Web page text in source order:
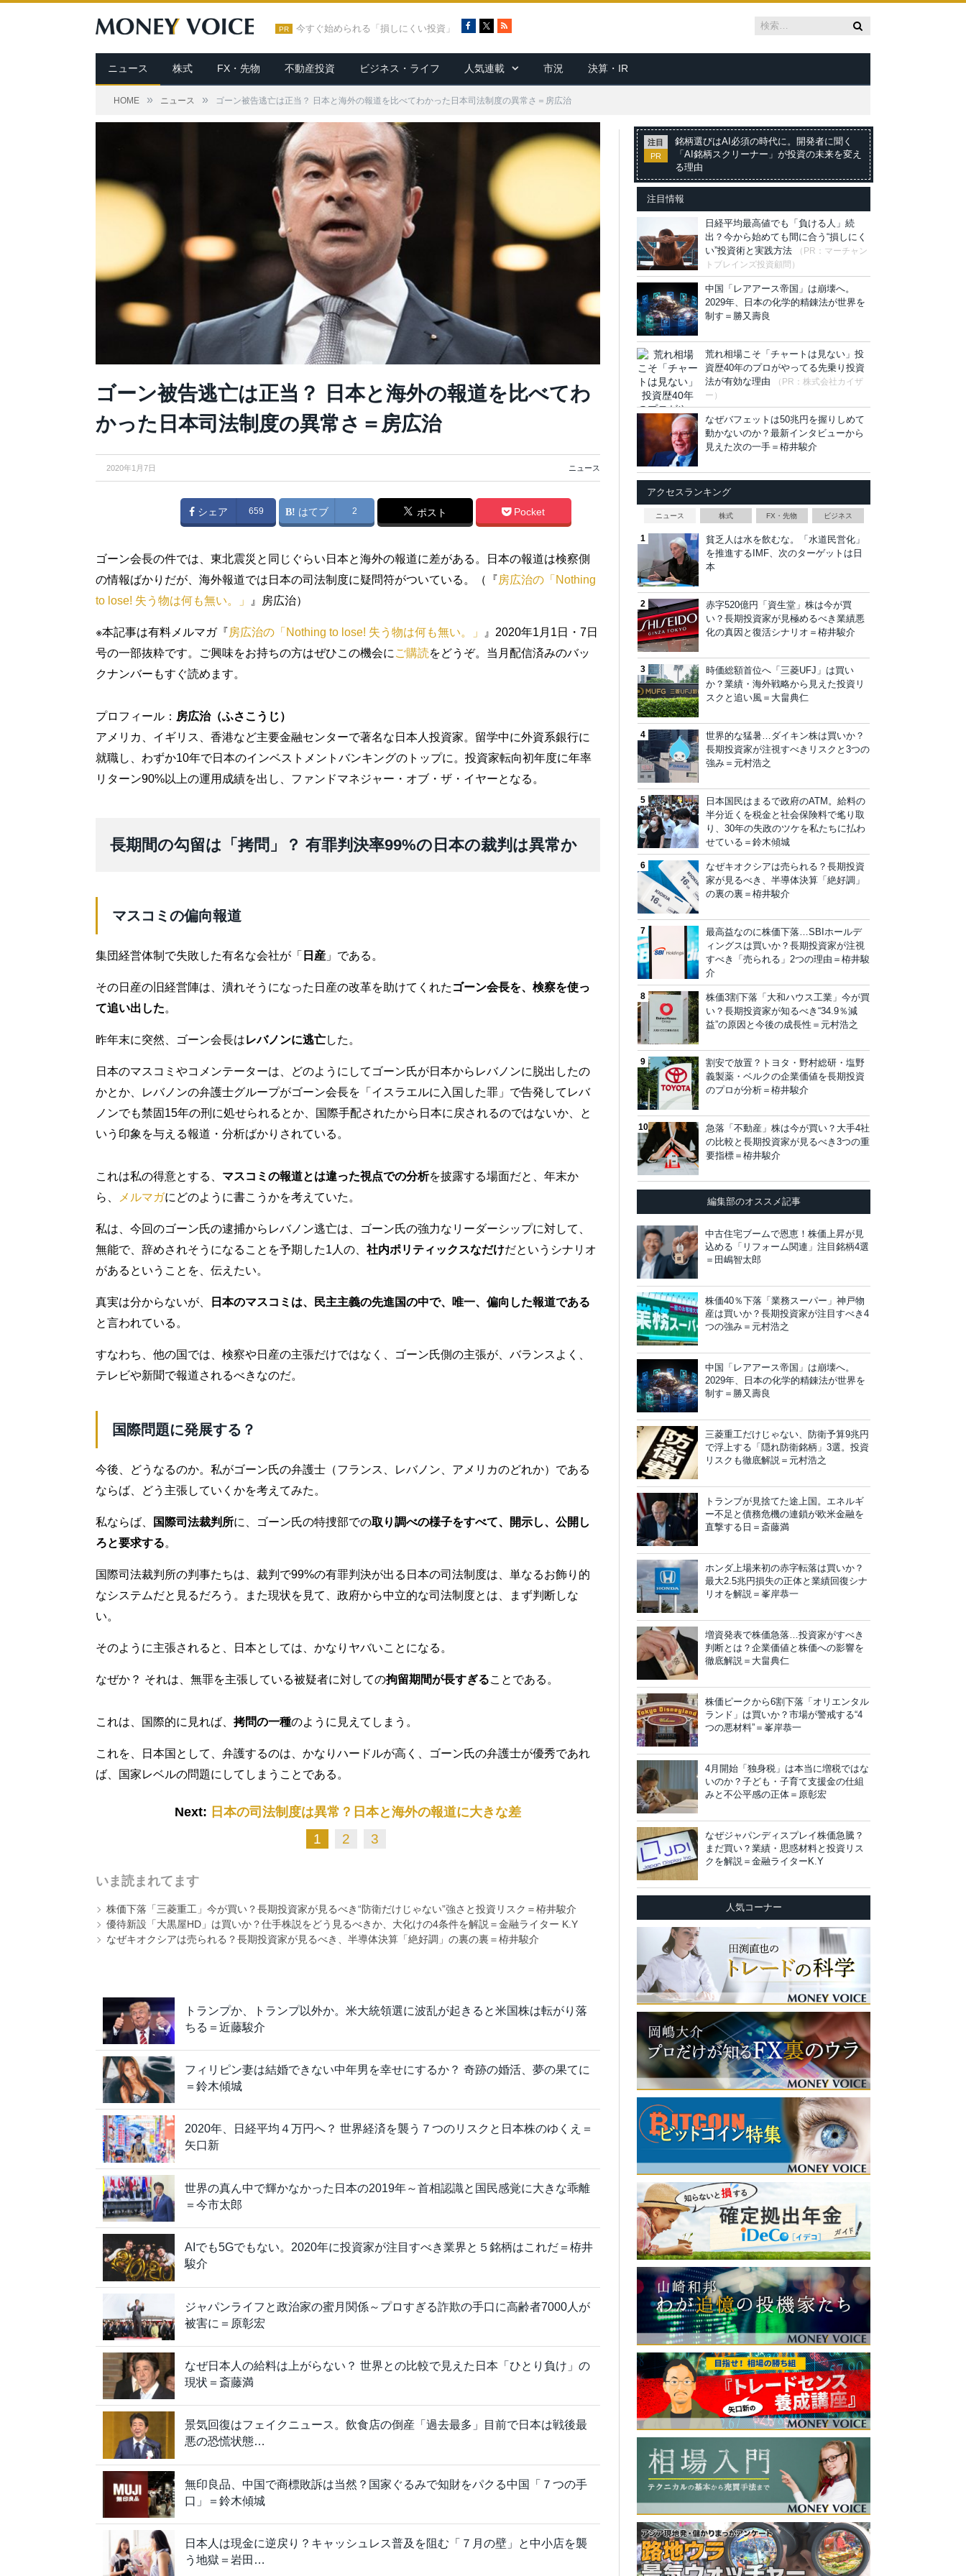
PR 今すぐ始められる「損しにくい投資」
c
e
b
o
R
S
ニュース 株式 FX・先物 不動産投資 ビジネス・ライフ 人気連載 市況 決算・IR
HOME » ニュース » ゴーン被告逃亡は正当？ 日本と海外の報道を比べてわかった日本司法制度の異常さ＝房広治
ゴーン被告逃亡は正当？ 日本と海外の報道を比べてわ
かった日本司法制度の異常さ＝房広治
2020年1月7日 ニュース
シェア 659 はてブ 2 ポスト Pocket
ゴーン会長の件では、東北震災と同じぐらい日本と海外の報道に差がある。日本の報道は検察側
の情報ばかりだが、海外報道では日本の司法制度に疑問符がついている。（『房広治の「Nothing
to lose! 失う物は何も無い。」
』房広治）
※本記事は有料メルマガ『房広治の「Nothing to lose! 失う物は何も無い。」
』2020年1月1日・7日
号の一部抜粋です。ご興味をお持ちの方はぜひこの機会に ご購読をどうぞ。当月配信済みのバッ
クナンバーもすぐ読めます。
プロフィール： 房広治（ふさこうじ）
アメリカ、イギリス、香港など主要金融センターで著名な日本人投資家。留学中に外資系銀行に
就職し、わずか10年で日本のインベストメントバンキングのトップに。投資家転向初年度に年率
リターン90%以上の運用成績を出し、ファンドマネジャー・オブ・ザ・イヤーとなる。
長期間の勾留は「拷問」？ 有罪判決率99%の日本の裁判は異常か
マスコミの偏向報道
集団経営体制で失敗した有名な会社が「 日産 」である。
その日産の旧経営陣は、潰れそうになった日産の改革を助けてくれた ゴーン会長を、検察を使っ
て追い出した。
昨年末に突然、ゴーン会長はレバノンに逃亡した。
日本のマスコミやコメンテーターは、どのようにしてゴーン氏が日本からレバノンに脱出したの
かとか、レバノンの弁護士グループがゴーン会長を「イスラエルに入国した罪」で告発してレバ
ノンでも禁固15年の刑に処せられるとか、国際手配されたから日本に戻されるのではないか、と
いう印象を与える報道・分析ばかりされている。
これは私の得意とする、 マスコミの報道とは違った視点での分析を披露する場面だと、年末か
ら、
メルマガにどのように書こうかを考えていた。
私は、今回のゴーン氏の逮捕からレバノン逃亡は、ゴーン氏の強力なリーダーシップに対して、
無能で、辞めされそうになることを予期した1人の、 社内ポリティックスなだけだというシナリオ
があるということを、伝えたい。
真実は分からないが、
日本のマスコミは、民主主義の先進国の中で、唯一、偏向した報道である
と言われている。
すなわち、他の国では、検察や日産の主張だけではなく、ゴーン氏側の主張が、バランスよく、
テレビや新聞で報道されるべきなのだ。
国際問題に発展する？
今後、どうなるのか。私がゴーン氏の弁護士（フランス、レバノン、アメリカのどれか）である
ならば、どう主張していくかを考えてみた。
私ならば、 国際司法裁判所に、ゴーン氏の特捜部での取り調べの様子をすべて、開示し、公開し
ろと要求する。
国際司法裁判所の判事たちは、裁判で99%の有罪判決が出る日本の司法制度は、単なるお飾り的
なシステムだと見るだろう。また現状を見て、政府から中立的な司法制度とは、まず判断しな
い。
そのように主張されると、日本としては、かなりヤバいことになる。
なぜか？ それは、無罪を主張している被疑者に対しての拘留期間が長すぎることである。
これは、国際的に見れば、 拷問の一種のように見えてしまう。
これを、日本国として、弁護するのは、かなりハードルが高く、ゴーン氏の弁護士が優秀であれ
ば、国家レベルの問題にしてしまうことである。
Next: 日本の司法制度は異常？日本と海外の報道に大きな差
1 2 3
いま読まれてます
株価下落「三菱重工」今が買い？長期投資家が見るべき“防衛だけじゃない”強さと投資リスク＝栫井駿介
優待新設「大黒屋HD」は買いか？仕手株説をどう見るべきか、大化けの4条件を解説＝金融ライター K.Y
なぜキオクシアは売られる？長期投資家が見るべき、半導体決算「絶好調」の裏の裏＝栫井駿介
トランプか、トランプ以外か。米大統領選に波乱が起きると米国株は転がり落
ちる＝近藤駿介
フィリピン妻は結婚できない中年男を幸せにするか？ 奇跡の婚活、夢の果てに
＝鈴木傾城
2020年、日経平均４万円へ？ 世界経済を襲う７つのリスクと日本株のゆくえ＝
矢口新
世界の真ん中で輝かなかった日本の2019年～首相認識と国民感覚に大きな乖離
＝今市太郎
AIでも5Gでもない。2020年に投資家が注目すべき業界と５銘柄はこれだ＝栫井
駿介
ジャパンライフと政治家の蜜月関係～プロすぎる詐欺の手口に高齢者7000人が
被害に＝原彰宏
なぜ日本人の給料は上がらない？ 世界との比較で見えた日本「ひとり負け」の
現状＝斎藤満
景気回復はフェイクニュース。飲食店の倒産「過去最多」目前で日本は戦後最
悪の恐慌状態…
無印良品、中国で商標敗訴は当然？国家ぐるみで知財をパクる中国「７つの手
口」＝鈴木傾城
日本人は現金に逆戻り？キャッシュレス普及を阻む「７月の壁」と中小店を襲
う地獄＝岩田…
注目
PR
銘柄選びはAI必須の時代に。開発者に聞く
「AI銘柄スクリーナー」が投資の未来を変え
る理由
注目情報
日経平均最高値でも「負ける人」続
出？今から始めても間に合う“損しにく
い”投資術と実践方法
（PR：マーチャン
トブレインズ投資顧問）
中国「レアアース帝国」は崩壊へ。
2029年、日本の化学的精錬法が世界を
制す＝勝又壽良
荒れ相場こそ「チャートは見ない」投
資歴40年のプロがやってる先乗り投資
法が有効な理由
（PR：株式会社カイザ
ー）
なぜバフェットは50兆円を握りしめて
動かないのか？最新インタビューから
見えた次の一手＝栫井駿介
アクセスランキング
ニュース 株式 FX・先物 ビジネス
貧乏人は水を飲むな。「水道民営化」
を推進するIMF、次のターゲットは日
本
赤字520億円「資生堂」株は今が買
い？長期投資家が見極めるべき業績悪
化の真因と復活シナリオ＝栫井駿介
時価総額首位へ「三菱UFJ」は買い
か？業績・海外戦略から見えた投資リ
スクと追い風＝大畠典仁
世界的な猛暑…ダイキン株は買いか？
長期投資家が注視すべきリスクと3つの
強み＝元村浩之
日本国民はまるで政府のATM。給料の
半分近くを税金と社会保険料で毟り取
り、30年の失政のツケを私たちに払わ
せている＝鈴木傾城
なぜキオクシアは売られる？長期投資
家が見るべき、半導体決算「絶好調」
の裏の裏＝栫井駿介
最高益なのに株価下落…SBIホールデ
ィングスは買いか？長期投資家が注視
すべき「売られる」2つの理由＝栫井駿
介
株価3割下落「大和ハウス工業」今が買
い？長期投資家が知るべき“34.9％減
益”の原因と今後の成長性＝元村浩之
割安で放置？トヨタ・野村総研・塩野
義製薬・ベルクの企業価値を長期投資
のプロが分析＝栫井駿介
急落「不動産」株は今が買い？大手4社
の比較と長期投資家が見るべき3つの重
要指標＝栫井駿介
編集部のオススメ記事
中古住宅ブームで恩恵！株価上昇が見
込める「リフォーム関連」注目銘柄4選
＝田嶋智太郎
株価40％下落「業務スーパー」神戸物
産は買いか？長期投資家が注目すべき4
つの強み＝元村浩之
中国「レアアース帝国」は崩壊へ。
2029年、日本の化学的精錬法が世界を
制す＝勝又壽良
三菱重工だけじゃない、防衛予算9兆円
で浮上する「隠れ防衛銘柄」3選。投資
リスクも徹底解説＝元村浩之
トランプが見捨てた途上国。エネルギ
ー不足と債務危機の連鎖が欧米金融を
直撃する日＝斎藤満
ホンダ上場来初の赤字転落は買いか？
最大2.5兆円損失の正体と業績回復シナ
リオを解説＝峯岸恭一
増資発表で株価急落…投資家がすべき
判断とは？企業価値と株価への影響を
徹底解説＝大畠典仁
株価ピークから6割下落「オリエンタル
ランド」は買いか？市場が警戒する“4
つの悪材料”＝峯岸恭一
4月開始「独身税」は本当に増税ではな
いのか？子ども・子育て支援金の仕組
みと不公平感の正体＝原彰宏
なぜジャパンディスプレイ株価急騰？
まだ買い？業績・思惑材料と投資リス
クを解説＝金融ライターK.Y
人気コーナー